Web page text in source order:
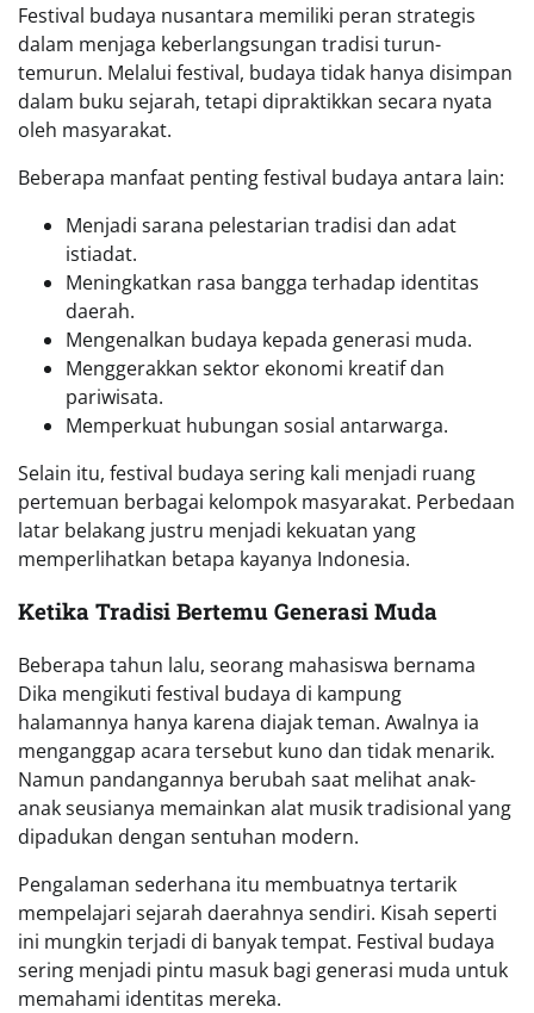
Festival budaya nusantara memiliki peran strategis
dalam menjaga keberlangsungan tradisi turun-
temurun. Melalui festival, budaya tidak hanya disimpan
dalam buku sejarah, tetapi dipraktikkan secara nyata
oleh masyarakat.
Beberapa manfaat penting festival budaya antara lain:
Menjadi sarana pelestarian tradisi dan adat
istiadat.
Meningkatkan rasa bangga terhadap identitas
daerah.
Mengenalkan budaya kepada generasi muda.
Menggerakkan sektor ekonomi kreatif dan
pariwisata.
Memperkuat hubungan sosial antarwarga.
Selain itu, festival budaya sering kali menjadi ruang
pertemuan berbagai kelompok masyarakat. Perbedaan
latar belakang justru menjadi kekuatan yang
memperlihatkan betapa kayanya Indonesia.
Ketika Tradisi Bertemu Generasi Muda
Beberapa tahun lalu, seorang mahasiswa bernama
Dika mengikuti festival budaya di kampung
halamannya hanya karena diajak teman. Awalnya ia
menganggap acara tersebut kuno dan tidak menarik.
Namun pandangannya berubah saat melihat anak-
anak seusianya memainkan alat musik tradisional yang
dipadukan dengan sentuhan modern.
Pengalaman sederhana itu membuatnya tertarik
mempelajari sejarah daerahnya sendiri. Kisah seperti
ini mungkin terjadi di banyak tempat. Festival budaya
sering menjadi pintu masuk bagi generasi muda untuk
memahami identitas mereka.